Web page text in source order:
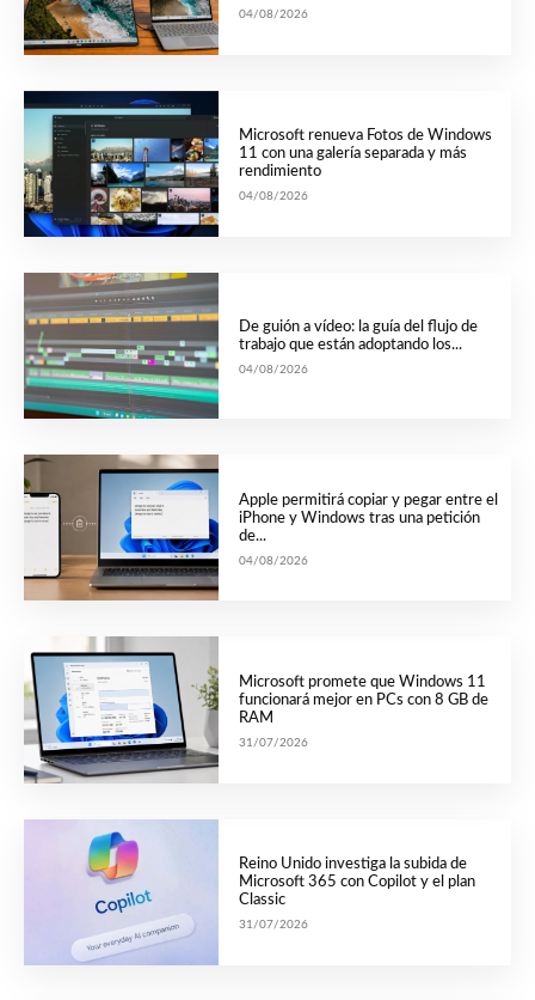
04/08/2026
Microsoft renueva Fotos de Windows
11 con una galería separada y más
rendimiento
04/08/2026
De guión a vídeo: la guía del flujo de
trabajo que están adoptando los...
04/08/2026
Apple permitirá copiar y pegar entre el
iPhone y Windows tras una petición
de...
04/08/2026
Microsoft promete que Windows 11
funcionará mejor en PCs con 8 GB de
RAM
31/07/2026
Reino Unido investiga la subida de
Microsoft 365 con Copilot y el plan
Classic
31/07/2026